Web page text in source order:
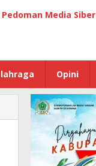
Pedoman Media Siber
Opini